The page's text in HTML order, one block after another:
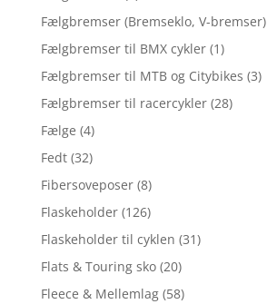
Fælgbremser (Bremseklo, V-bremser)
Fælgbremser til BMX cykler (1)
Fælgbremser til MTB og Citybikes (3)
Fælgbremser til racercykler (28)
Fælge (4)
Fedt (32)
Fibersoveposer (8)
Flaskeholder (126)
Flaskeholder til cyklen (31)
Flats & Touring sko (20)
Fleece & Mellemlag (58)